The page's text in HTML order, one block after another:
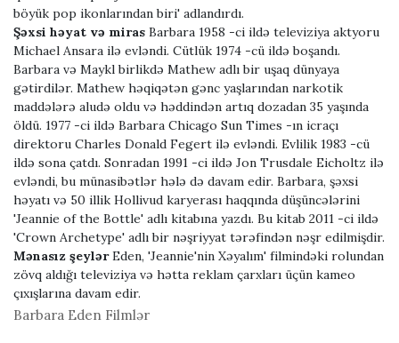
böyük pop ikonlarından biri' adlandırdı.
Şəxsi həyat və miras Barbara 1958 -ci ildə televiziya aktyoru
Michael Ansara ilə evləndi. Cütlük 1974 -cü ildə boşandı.
Barbara və Maykl birlikdə Mathew adlı bir uşaq dünyaya
gətirdilər. Mathew həqiqətən gənc yaşlarından narkotik
maddələrə aludə oldu və həddindən artıq dozadan 35 yaşında
öldü. 1977 -ci ildə Barbara Chicago Sun Times -ın icraçı
direktoru Charles Donald Fegert ilə evləndi. Evlilik 1983 -cü
ildə sona çatdı. Sonradan 1991 -ci ildə Jon Trusdale Eicholtz ilə
evləndi, bu münasibətlər hələ də davam edir. Barbara, şəxsi
həyatı və 50 illik Hollivud karyerası haqqında düşüncələrini
'Jeannie of the Bottle' adlı kitabına yazdı. Bu kitab 2011 -ci ildə
'Crown Archetype' adlı bir nəşriyyat tərəfindən nəşr edilmişdir.
Mənasız şeylərEden, 'Jeannie'nin Xəyalım' filmindəki rolundan
zövq aldığı televiziya və hətta reklam çarxları üçün kameo
çıxışlarına davam edir.
Barbara Eden Filmlər